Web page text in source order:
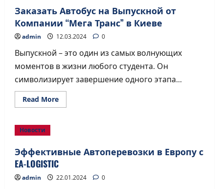
ключевые
моменты
для
быстрой
и
безопасной
Заказать Автобус на Выпускной от
Компании “Мега Транс” в Киеве
admin 12.03.2024 0
Выпускной – это один из самых волнующих
моментов в жизни любого студента. Он
символизирует завершение одного этапа...
Read MoreRead
more
Компании
“Мега
Транс”
в
Киеве
Новости
Эффективные Автоперевозки в Европу с
EA-LOGISTIC
admin 22.01.2024 0